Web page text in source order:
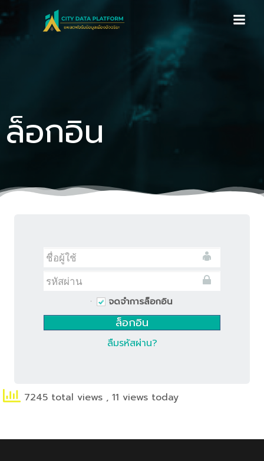
content
ล็อกอิน
จดจำการล็อกอิน
ลืมรหัสผ่าน?
7245 total views , 11 views today